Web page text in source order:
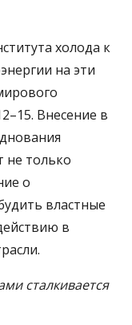
холода к
на эти
Внесение в
не только
о
властные
в
сталкивается